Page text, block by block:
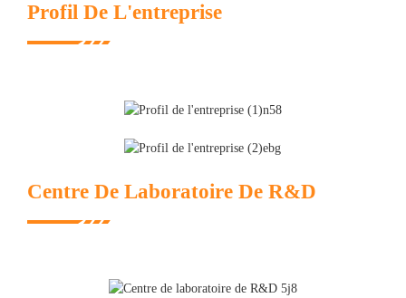
Profil De L'entreprise
Centre De Laboratoire De R&D